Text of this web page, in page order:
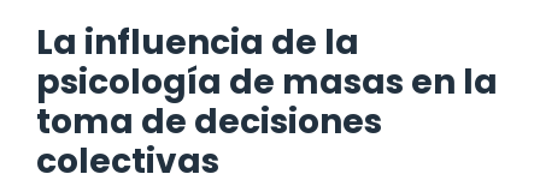
La influencia de la
psicología de masas en la
toma de decisiones
colectivas